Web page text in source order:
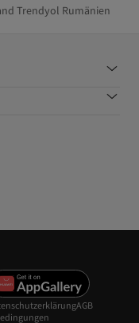
Trendyol Rumänien
AGB